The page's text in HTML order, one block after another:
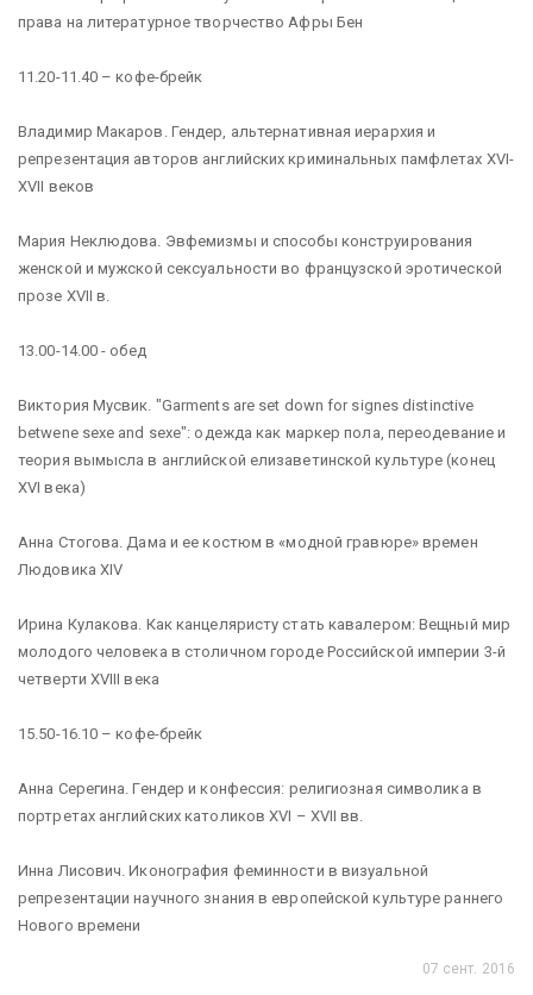
права на литературное творчество Афры Бен
11.20-11.40 – кофе-брейк
Владимир Макаров. Гендер, альтернативная иерархия и
репрезентация авторов английских криминальных памфлетах XVI-
XVII веков
Мария Неклюдова. Эвфемизмы и способы конструирования
женской и мужской сексуальности во французской эротической
прозе XVII в.
13.00-14.00 - обед
Виктория Мусвик. "Garments are set down for signes distinctive
betwene sexe and sexe": одежда как маркер пола, переодевание и
теория вымысла в английской елизаветинской культуре (конец
XVI века)
Анна Стогова. Дама и ее костюм в «модной гравюре» времен
Людовика XIV
Ирина Кулакова. Как канцеляристу стать кавалером: Вещный мир
молодого человека в столичном городе Российской империи 3-й
четверти XVIII века
15.50-16.10 – кофе-брейк
Анна Серегина. Гендер и конфессия: религиозная символика в
портретах английских католиков XVI – XVII вв.
Инна Лисович. Иконография феминности в визуальной
репрезентации научного знания в европейской культуре раннего
Нового времени
07 сент. 2016